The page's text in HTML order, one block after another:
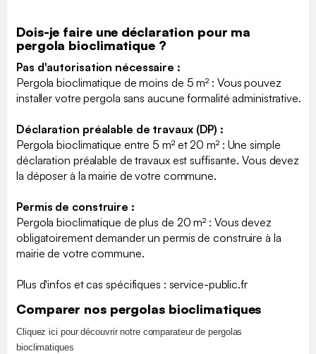
Dois-je faire une déclaration pour ma
pergola bioclimatique ?
Pas d'autorisation nécessaire :
Pergola bioclimatique de moins de 5 m² : Vous pouvez
installer votre pergola sans aucune formalité administrative.
Déclaration préalable de travaux (DP) :
Pergola bioclimatique entre 5 m² et 20 m² : Une simple
déclaration préalable de travaux est suffisante. Vous devez
la déposer à la mairie de votre commune.
Permis de construire :
Pergola bioclimatique de plus de 20 m² : Vous devez
obligatoirement demander un permis de construire à la
mairie de votre commune.
Plus d'infos et cas spécifiques : ​service-public.fr
Comparer nos pergolas bioclimatiques
Cliquez ici pour découvrir notre comparateur de pergolas
bioclimatiques